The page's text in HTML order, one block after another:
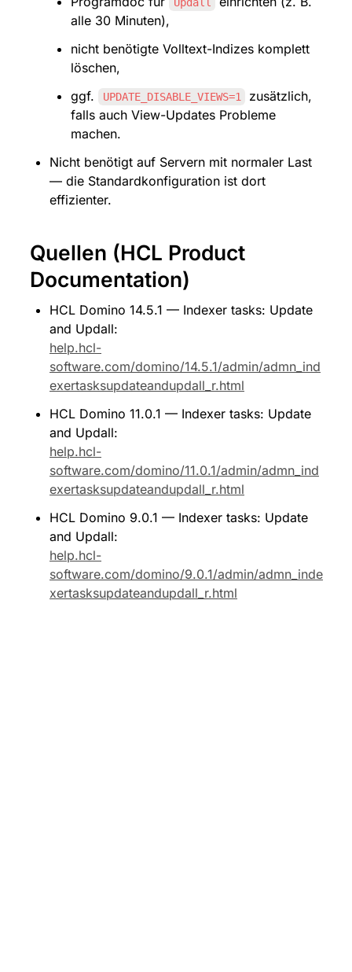
alle 30 Minuten),
nicht benötigte Volltext-Indizes komplett
löschen,
ggf.
UPDATE_DISABLE_VIEWS=1
zusätzlich,
falls auch View-Updates Probleme
machen.
Nicht benötigt auf Servern mit normaler Last
— die Standardkonfiguration ist dort
effizienter.
Quellen (HCL Product
Documentation)
HCL Domino 14.5.1 — Indexer tasks: Update
and Updall:
help.hcl-
software.com/domino/14.5.1/admin/admn_ind
exertasksupdateandupdall_r.html
HCL Domino 11.0.1 — Indexer tasks: Update
and Updall:
help.hcl-
software.com/domino/11.0.1/admin/admn_ind
exertasksupdateandupdall_r.html
HCL Domino 9.0.1 — Indexer tasks: Update
and Updall:
help.hcl-
software.com/domino/9.0.1/admin/admn_inde
xertasksupdateandupdall_r.html